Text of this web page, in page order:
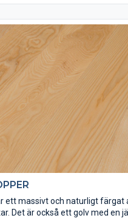
rätt finish och slitstyrka.
golv.
ett massivt och naturligt färgat
Det är också ett golv med en